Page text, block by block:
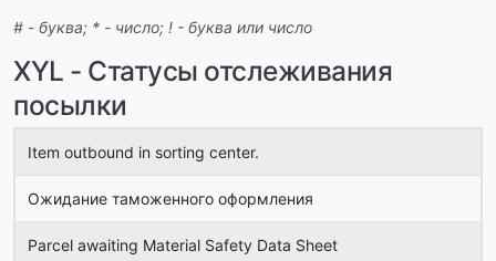
# - буква; * - число; ! - буква или число
XYL - Статусы отслеживания
посылки
Item outbound in sorting center.
Ожидание таможенного оформления
Parcel awaiting Material Safety Data Sheet